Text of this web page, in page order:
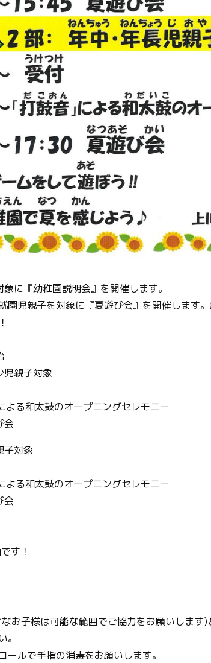
に『幼稚園説明会』を開催します。
園児親子を対象に『夏遊び会』を開催します
親子対象
のオープニングセレモニー
象
のオープニングセレモニー
遊び会
す！
子様は可能な範囲でご協力をお願いします
ルで手指の消毒をお願いします。